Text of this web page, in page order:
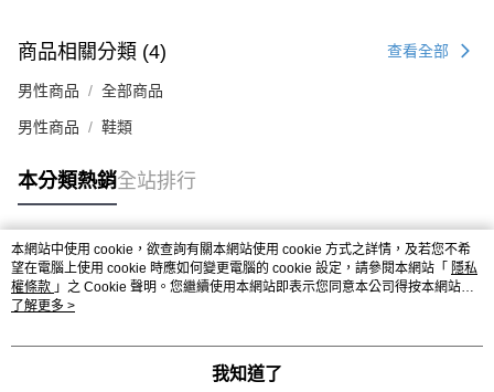
商品相關分類 (4) 查看全部
男性商品 全部商品
男性商品 鞋類
本分類熱銷全站排行
熱門標籤
本網站中使用 cookie，欲查詢有關本網站使用 cookie 方式之詳情，及若您不希
望在電腦上使用 cookie 時應如何變更電腦的 cookie 設定，請參閱本網站「 隱私
權條款 」之 Cookie 聲明。您繼續使用本網站即表示您同意本公司得按本網站使
用條款之 Cookie 聲明使用 cookie。
了解更多 >
我知道了